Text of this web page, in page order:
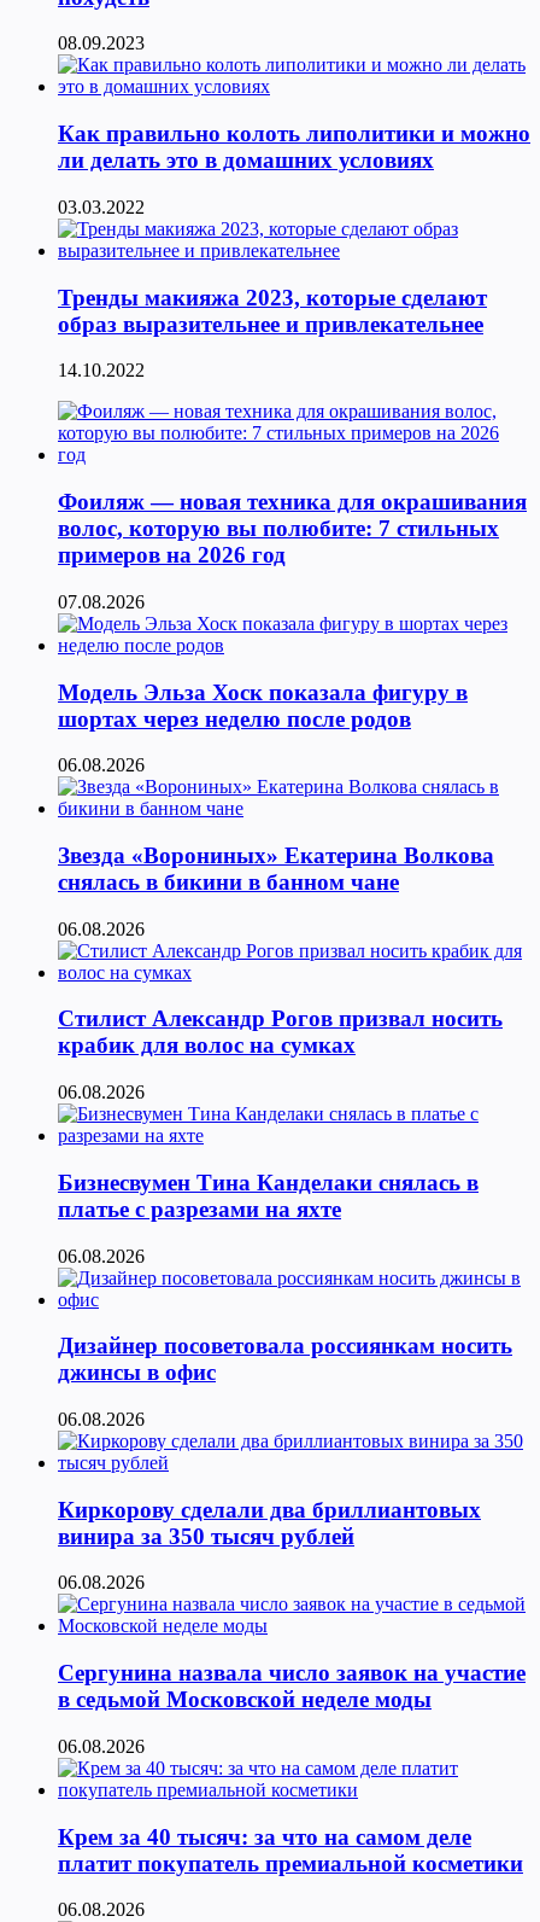
08.09.2023
Как правильно колоть липолитики и можно
ли делать это в домашних условиях
03.03.2022
Тренды макияжа 2023, которые сделают
образ выразительнее и привлекательнее
14.10.2022
Фоиляж — новая техника для окрашивания
волос, которую вы полюбите: 7 стильных
примеров на 2026 год
07.08.2026
Модель Эльза Хоск показала фигуру в
шортах через неделю после родов
06.08.2026
Звезда «Ворониных» Екатерина Волкова
снялась в бикини в банном чане
06.08.2026
Стилист Александр Рогов призвал носить
крабик для волос на сумках
06.08.2026
Бизнесвумен Тина Канделаки снялась в
платье с разрезами на яхте
06.08.2026
Дизайнер посоветовала россиянкам носить
джинсы в офис
06.08.2026
Киркорову сделали два бриллиантовых
винира за 350 тысяч рублей
06.08.2026
Сергунина назвала число заявок на участие
в седьмой Московской неделе моды
06.08.2026
Крем за 40 тысяч: за что на самом деле
платит покупатель премиальной косметики
06.08.2026